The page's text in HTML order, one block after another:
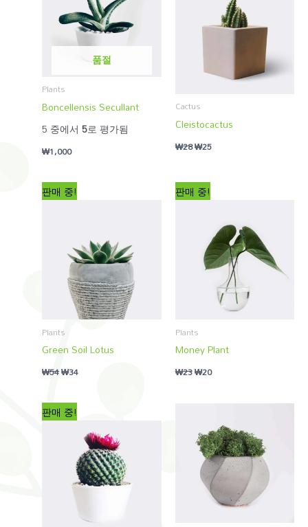
품절
Plants
Boncellensis Secullant
5 중에서5로 평가됨
₩1,000
Cactus
Cleistocactus
₩28₩25
판매 중!
Plants
Green Soil Lotus
₩54₩34
판매 중!
Plants
Money Plant
₩23₩20
판매 중!